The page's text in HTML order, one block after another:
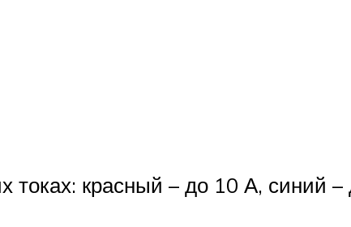
токах: красный – до 10 А, синий